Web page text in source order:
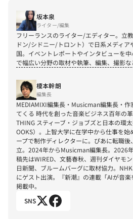
坂本泉
ライター/編集
フリーランスのライター/エディター。立
ドン/シドニー/トロント）で日系メディア
国。イベントレポートやインタビューを
で幅広い分野の取材や執筆、編集、撮影な
榎本幹朗
編集長
MEDIAMIXI編集長・Musicman編集長・
てくる 時代を創った音楽ビジネス百年の
THING スティーブ・ジョブズと日本の環
OOKS）。上智大学に在学中から仕事を始
ープで制作ディレクターに。ぴあに転職
立。2024年からMusicman編集長。2026
稿先はWIRED、文藝春秋、週刊ダイヤモ
日新聞、ブルームバーグに取材協力。
にゲスト出演。『新潮』の連載「AIが音
掲載中。
SNS